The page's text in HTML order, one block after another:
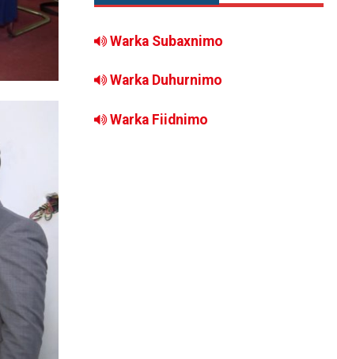
Warka Subaxnimo
Warka Duhurnimo
Warka Fiidnimo